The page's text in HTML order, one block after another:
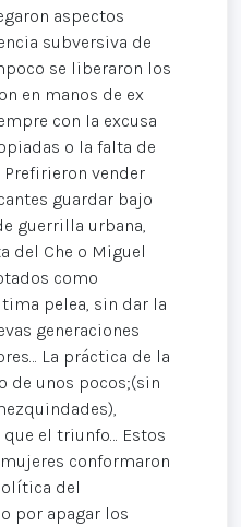
aspectos
subversiva de
se liberaron los
en manos de ex
con la excusa
o la falta de
Prefirieron vender
guardar bajo
guerrilla urbana,
del Che o Miguel
como
pelea, sin dar la
generaciones
La práctica de la
de unos pocos;(sin
el triunfo… Estos
conformaron
del
por apagar los